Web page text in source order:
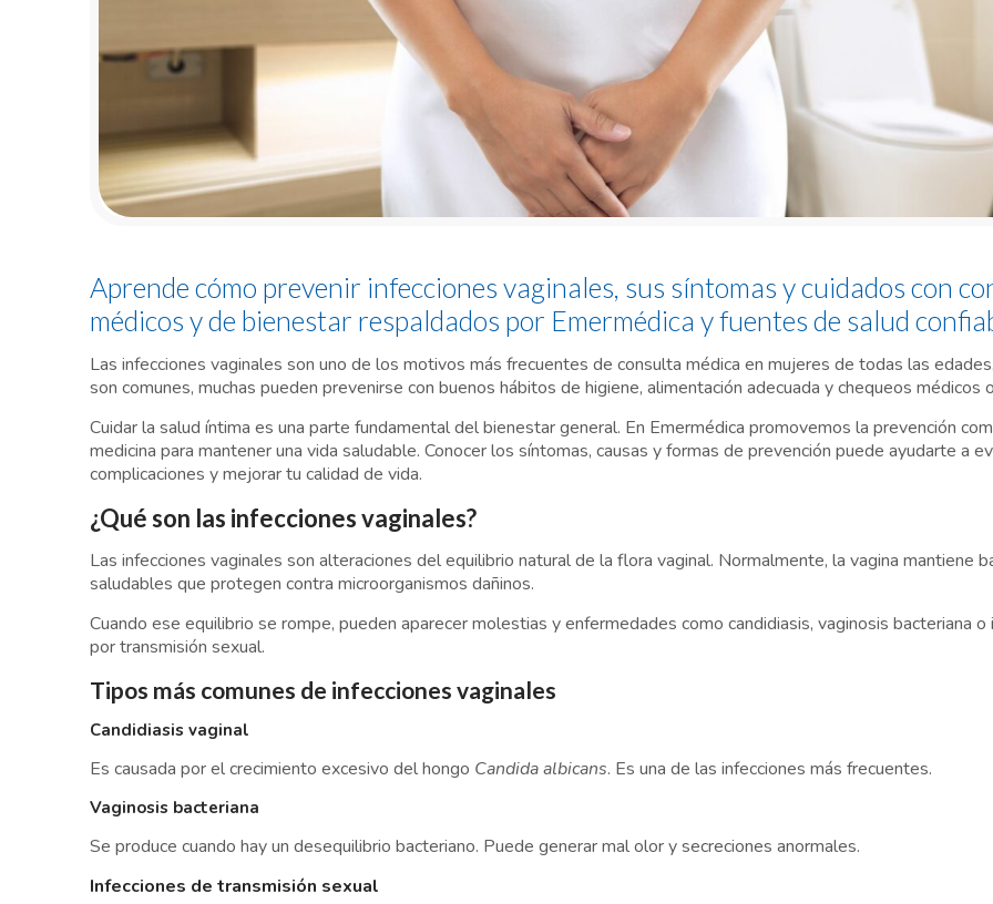
Aprende cómo prevenir infecciones vaginales, sus síntomas y cuidados con
médicos y de bienestar respaldados por Emermédica y fuentes de salud
Las infecciones vaginales son uno de los motivos más frecuentes de consulta médica en mujeres de todas las
son comunes, muchas pueden prevenirse con buenos hábitos de higiene, alimentación adecuada y chequeos médicos
Cuidar la salud íntima es una parte fundamental del bienestar general. En Emermédica promovemos la prevención
medicina para mantener una vida saludable. Conocer los síntomas, causas y formas de prevención puede ayudarte a
complicaciones y mejorar tu calidad de vida.
¿Qué son las infecciones vaginales?
Las infecciones vaginales son alteraciones del equilibrio natural de la flora vaginal. Normalmente, la vagina mantiene
saludables que protegen contra microorganismos dañinos.
Cuando ese equilibrio se rompe, pueden aparecer molestias y enfermedades como candidiasis, vaginosis bacteriana o
por transmisión sexual.
Tipos más comunes de infecciones vaginales
Candidiasis vaginal
Es causada por el crecimiento excesivo del hongo Candida albicans. Es una de las infecciones más frecuentes.
Vaginosis bacteriana
Se produce cuando hay un desequilibrio bacteriano. Puede generar mal olor y secreciones anormales.
Infecciones de transmisión sexual